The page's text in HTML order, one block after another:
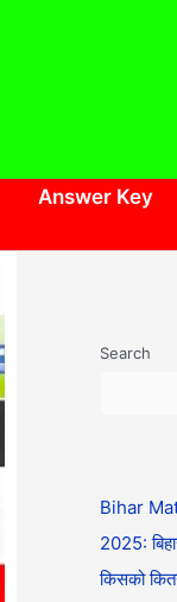
Answer Key
Search
Bihar
2025:
किसको